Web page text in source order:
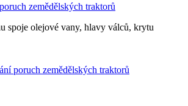
zemědělských traktorů
spoje olejové vany, hlavy válců, krytu